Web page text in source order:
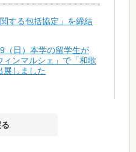
する包括協定」を締結
（日）本学の留学生が
ィンマルシェ」で「和歌
展しました